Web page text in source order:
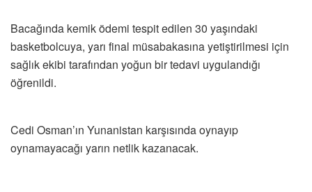
Bacağında kemik ödemi tespit edilen 30 yaşındaki
basketbolcuya, yarı final müsabakasına yetiştirilmesi için
sağlık ekibi tarafından yoğun bir tedavi uygulandığı
öğrenildi.
Cedi Osman’ın Yunanistan karşısında oynayıp
oynamayacağı yarın netlik kazanacak.